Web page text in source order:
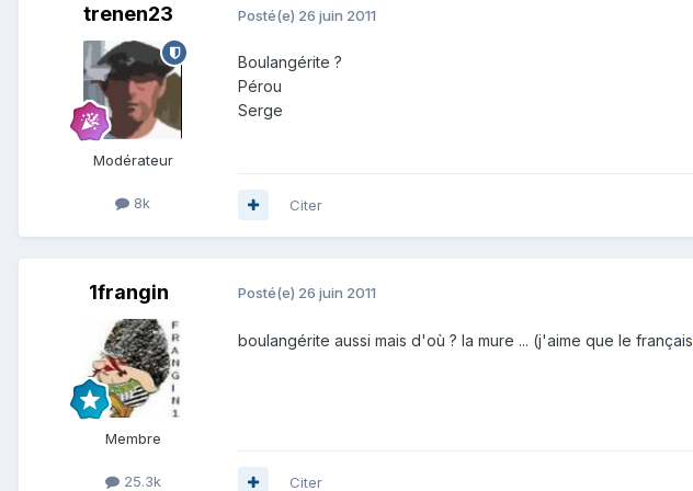
trenen23
Modérateur
8k
Posté(e) 26 juin 2011
Boulangérite ?
Pérou
Serge
Citer
1frangin
Membre
25.3k
Posté(e) 26 juin 2011
boulangérite aussi mais d'où ? la mure ... (j'aime que le français
Citer